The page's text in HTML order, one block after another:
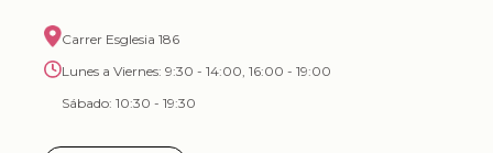
Carrer Esglesia 186
Lunes a Viernes: 9:30 - 14:00, 16:00 - 19:00
Sábado: 10:30 - 19:30